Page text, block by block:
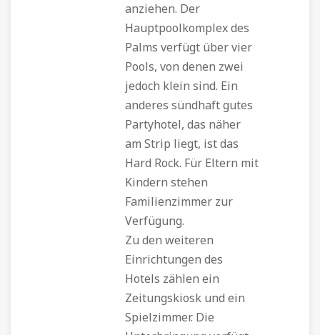
anziehen. Der
Hauptpoolkomplex des
Palms verfügt über vier
Pools, von denen zwei
jedoch klein sind. Ein
anderes sündhaft gutes
Partyhotel, das näher
am Strip liegt, ist das
Hard Rock. Für Eltern mit
Kindern stehen
Familienzimmer zur
Verfügung.
Zu den weiteren
Einrichtungen des
Hotels zählen ein
Zeitungskiosk und ein
Spielzimmer. Die